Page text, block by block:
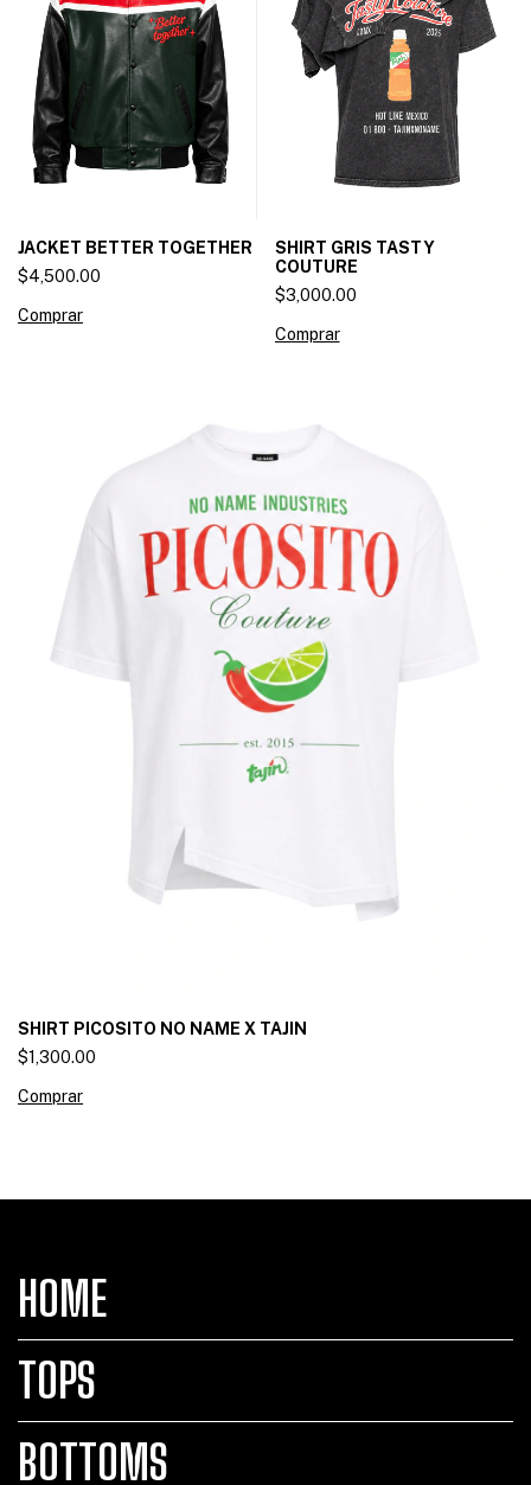
JACKET BETTER TOGETHER
$4,500.00
Comprar
SHIRT GRIS TASTY
COUTURE
$3,000.00
Comprar
SHIRT PICOSITO NO NAME X TAJIN
$1,300.00
Comprar
HOME
TOPS
BOTTOMS